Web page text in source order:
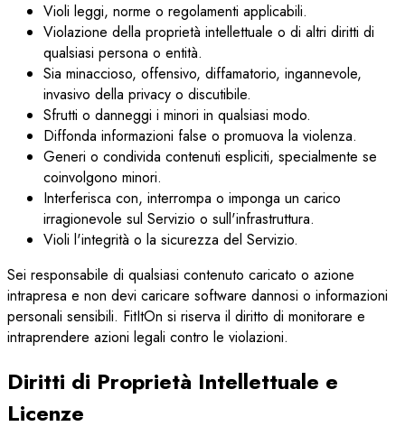
Violi leggi, norme o regolamenti applicabili.
Violazione della proprietà intellettuale o di altri diritti di
qualsiasi persona o entità.
Sia minaccioso, offensivo, diffamatorio, ingannevole,
invasivo della privacy o discutibile.
Sfrutti o danneggi i minori in qualsiasi modo.
Diffonda informazioni false o promuova la violenza.
Generi o condivida contenuti espliciti, specialmente se
coinvolgono minori.
Interferisca con, interrompa o imponga un carico
irragionevole sul Servizio o sull'infrastruttura.
Violi l'integrità o la sicurezza del Servizio.
Sei responsabile di qualsiasi contenuto caricato o azione
intrapresa e non devi caricare software dannosi o informazioni
personali sensibili. FitItOn si riserva il diritto di monitorare e
intraprendere azioni legali contro le violazioni.
Diritti di Proprietà Intellettuale e
Licenze